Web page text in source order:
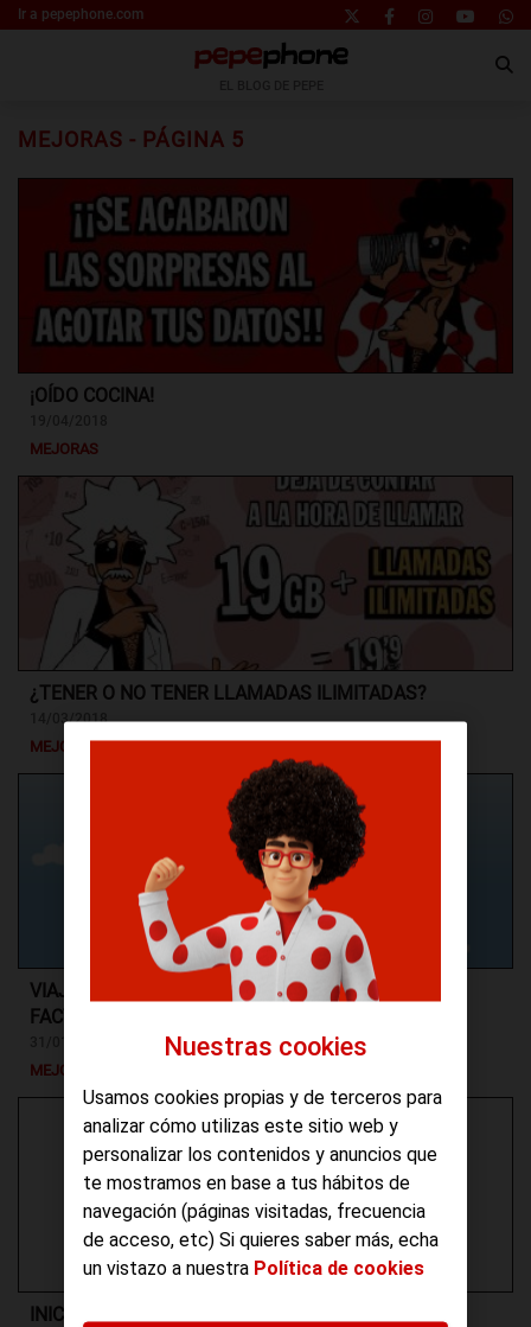
Ir a pepephone.com
MEJORAS - PÁGINA 5
¡OÍDO COCINA!
MEJORAS
¿TENER O NO TENER LLAMADAS ILIMITADAS?
14/03/2018
MEJORAS
VIAJA AL EXTRANJERO SIN SORPRESAS EN TU
FACTURA DE PEPEPHONE
MEJORAS
INICIAMOS UN NUEVO CAMBIO DE COBERTURA EN
Nuestras cookies
Usamos cookies propias y de terceros para
analizar cómo utilizas este sitio web y
personalizar los contenidos y anuncios que
te mostramos en base a tus hábitos de
navegación (páginas visitadas, frecuencia
de acceso, etc) Si quieres saber más, echa
un vistazo a nuestra Política de cookies